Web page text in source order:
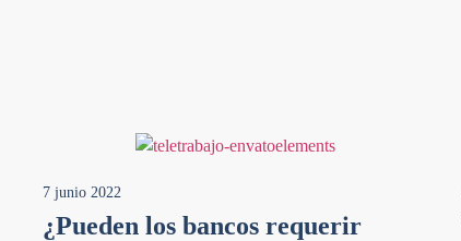
7 junio 2022
¿Pueden los bancos requerir